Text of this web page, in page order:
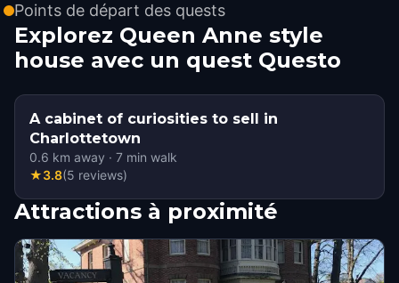
Points de départ des quests
Explorez Queen Anne style
house avec un quest Questo
A cabinet of curiosities to sell in
Charlottetown
0.6 km away · 7 min walk
★3.8(5 reviews)
Attractions à proximité